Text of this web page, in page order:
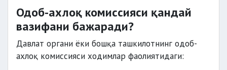
Одоб-ахлоқ комиссияси қандай
вазифани бажаради?
Давлат органи ёки бошқа ташкилотнинг одоб-
ахлоқ комиссияси ходимлар фаолиятидаги: